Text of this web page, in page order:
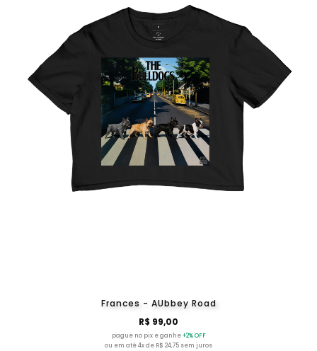
Frances - AUbbey Road
R$ 99,00
pague no pix e ganhe+2% OFF
ou em até 4x de R$ 24,75 sem juros